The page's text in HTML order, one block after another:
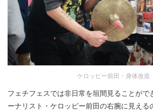
ケロッピー前田・身体改造
フェチフェスでは非日常を垣間見ることがで
ーナリスト・ケロッピー前田の右腕に見える